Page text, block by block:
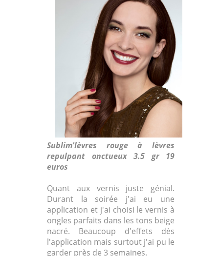
Sublim'lèvres rouge à lèvres
repulpant onctueux 3.5 gr 19
euros
Quant aux vernis juste génial.
Durant la soirée j'ai eu une
application et j'ai choisi le vernis à
ongles parfaits dans les tons beige
nacré. Beaucoup d'effets dès
l'application mais surtout j'ai pu le
garder près de 3 semaines.